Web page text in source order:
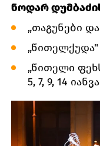
ნოდარ
„თაგუნები
„წითელქუდა"
„წითელი
5, 7, 9, 14